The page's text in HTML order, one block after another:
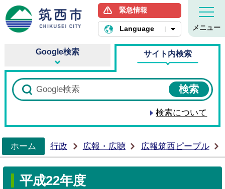
筑西市ホームページ
緊急情報
Language メニュー
Google検索 サイト内検索
検索について
ホーム
行政 広報・広聴 広報筑西ピープル
平成22年度